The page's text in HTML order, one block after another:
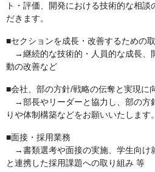
ト・評価、開発における技術的な相
だきます。
■セクションを成長・改善するための
→継続的な技術的・人員的な成長、
動の改善など
■会社、部の方針/戦略の伝奪と実現に
→部長やリーダーと協力し、部の方
りや体制構築などをお願いいたします。
■面接・採用業務
→書類選考や面接の実施、学生向け
と連携した採用課題への取り組み 等